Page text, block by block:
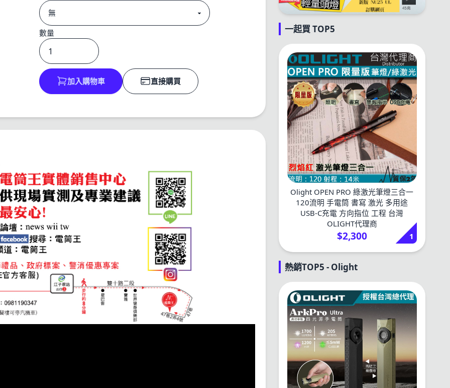
數量
加入購物車 直接購買
一起買 TOP5
Olight OPEN PRO 綠激光筆燈三合一
120流明 手電筒 書寫 激光 多用途
USB-C充電 方向指位 工程 台灣
OLIGHT代理商
$2,300 1
熱銷TOP5 - Olight